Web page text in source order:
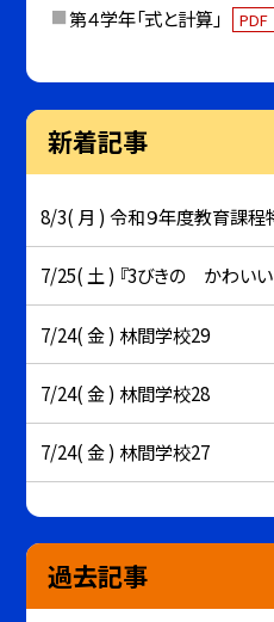
第４学年「式と計算」 PDF
新着記事
8/3( 月 ) 令和９年度教育課程
7/25( 土 ) 『3びきの かわい
7/24( 金 ) 林間学校29
7/24( 金 ) 林間学校28
7/24( 金 ) 林間学校27
過去記事